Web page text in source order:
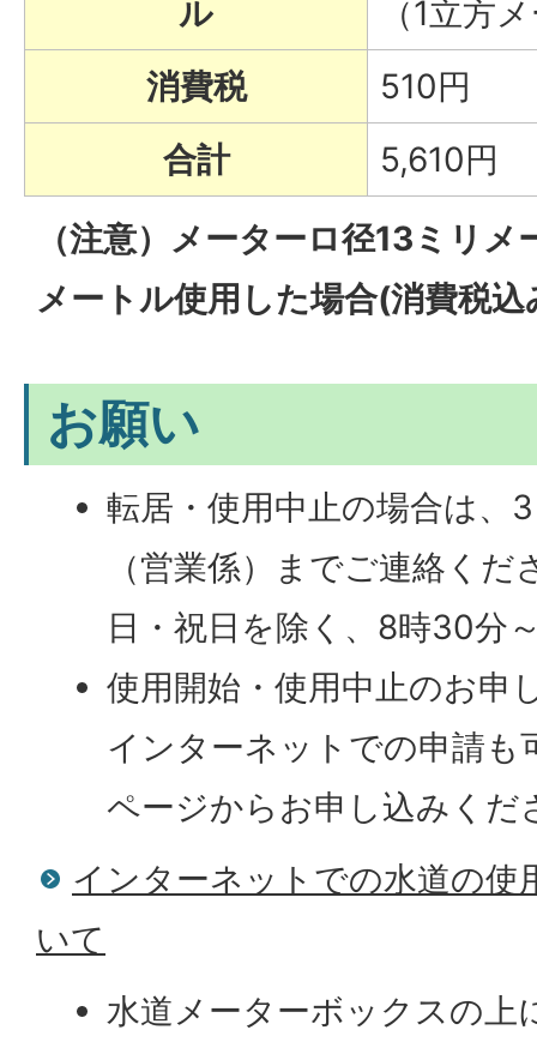
ル
（1立方
消費税
510円
合計
5,610円
（注意）メーターロ径13ミリ
メートル使用した場合(消費税込
お願い
転居・使用中止の場合は、
（営業係）までご連絡く
日・祝日を除く、8時30分
使用開始・使用中止のお申
インターネットでの申請も
ページからお申し込みくだ
インターネットでの水道の使
いて
水道メーターボックスの上